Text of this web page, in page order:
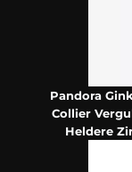
Pandora
Collier
Heldere